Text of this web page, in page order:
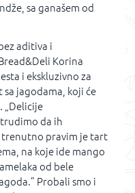
sa ganašem od
aditiva i
Korina
i ekskluzivno za
jagodama, koji će
„Delicije
da ih
trenutno pravim je tart
na koje ide mango
od bele
Probali smo i